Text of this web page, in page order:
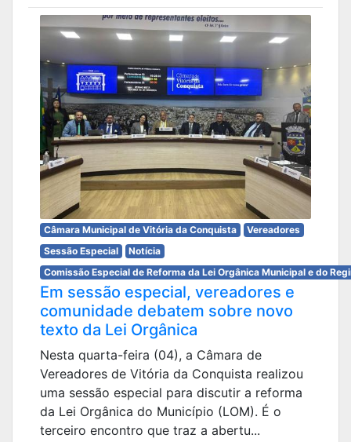
Câmara Municipal de Vitória da Conquista
Vereadores
Sessão Especial
Notícia
Comissão Especial de Reforma da Lei Orgânica Municipal e do
Em sessão especial, vereadores e
comunidade debatem sobre novo
texto da Lei Orgânica
Nesta quarta-feira (04), a Câmara de
Vereadores de Vitória da Conquista realizou
uma sessão especial para discutir a reforma
da Lei Orgânica do Município (LOM). É o
terceiro encontro que traz a abertu...